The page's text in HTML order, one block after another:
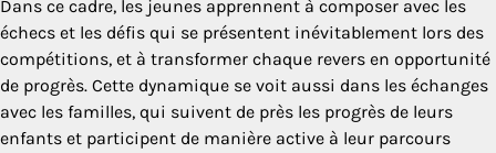
Dans ce cadre, les jeunes apprennent à composer avec les
échecs et les défis qui se présentent inévitablement lors des
compétitions, et à transformer chaque revers en opportunité
de progrès. Cette dynamique se voit aussi dans les échanges
avec les familles, qui suivent de près les progrès de leurs
enfants et participent de manière active à leur parcours